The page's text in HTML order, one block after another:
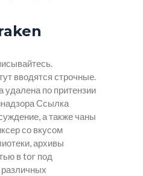
вводятся строчные.
по притензии
Ссылка
а также чаны
со вкусом
архивы
в tor под